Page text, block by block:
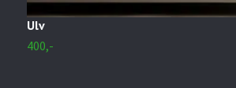
Ulv
400,-